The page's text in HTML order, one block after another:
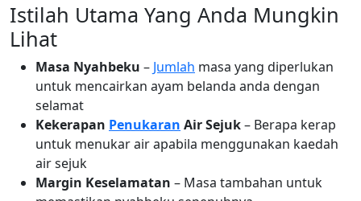
Istilah Utama Yang Anda Mungkin
Lihat
Masa Nyahbeku – Jumlah masa yang diperlukan
untuk mencairkan ayam belanda anda dengan
selamat
Kekerapan Penukaran Air Sejuk– Berapa kerap
untuk menukar air apabila menggunakan kaedah
air sejuk
Margin Keselamatan – Masa tambahan untuk